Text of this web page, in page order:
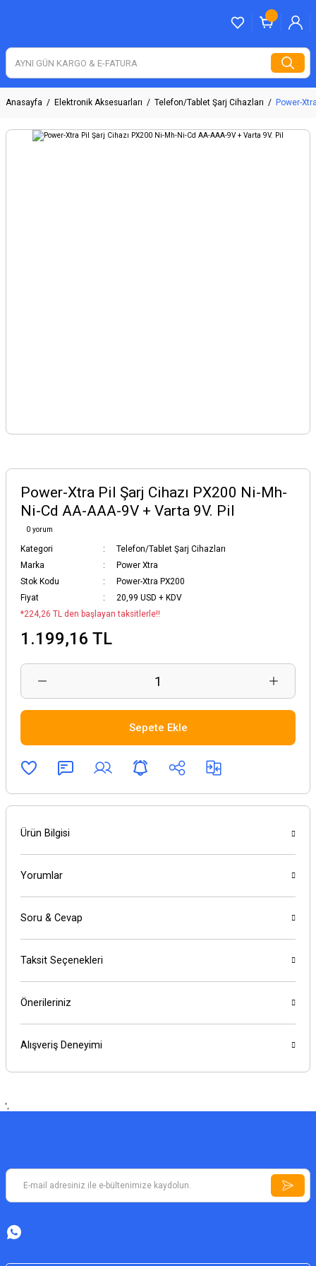
Anasayfa Elektronik Aksesuarları Telefon/Tablet Şarj Cihazları Power-
Power-Xtra Pil Şarj Cihazı PX200 Ni-Mh-
Ni-Cd AA-AAA-9V + Varta 9V. Pil
0 yorum
Kategori
Telefon/Tablet Şarj Cihazları
Marka
Power Xtra
Stok Kodu
Power-Xtra PX200
Fiyat
20,99 USD + KDV
*224,26 TL den başlayan taksitlerle!!
1.199,16 TL
Sepete Ekle
Ürün Bilgisi
Yorumlar
Soru & Cevap
Taksit Seçenekleri
Önerileriniz
Alışveriş Deneyimi
',